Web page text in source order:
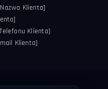
Klienta]
Klienta]
Klienta]